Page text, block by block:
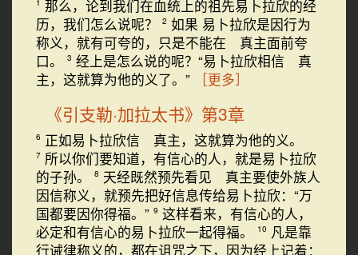
那么，论到我们在血统上的祖先易卜拉欣的经
历，我们怎么说呢？
2 如果 易卜拉欣是因行为
称义，就有可夸的，只是不能在 真主面前夸
口。
3 经上是怎么说的呢？“易卜拉欣相信 真
主，这就算为他的义了。”
［更多］
《引支勒·加拉太书》第3章
6 正如易卜拉欣信 真主，这就算为他的义。
7 所以你们要知道，有信心的人，就是易卜拉欣
的子孙。
8 天经既然预先看见 真主要使外族人
因信称义，就预先把好信息传给易卜拉欣：“万
国都要因你得福。” 9 这样看来，有信心的人，
必定和有信心的易卜拉欣一起得福。
10 凡是靠
行诫律称义的，都在诅咒之下，因为经上记着：